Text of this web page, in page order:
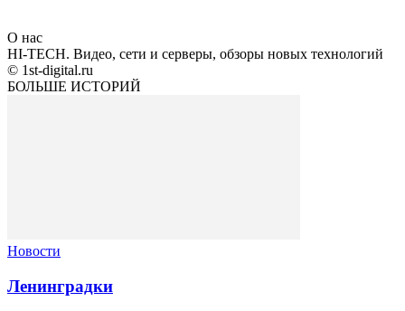
О нас
HI-TECH. Видео, сети и серверы, обзоры новых технологий
© 1st-digital.ru
БОЛЬШЕ ИСТОРИЙ
Новости
Ленинградки